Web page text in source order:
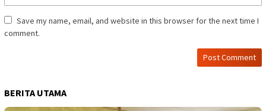
Save my name, email, and website in this browser for the next time I
comment.
BERITA UTAMA